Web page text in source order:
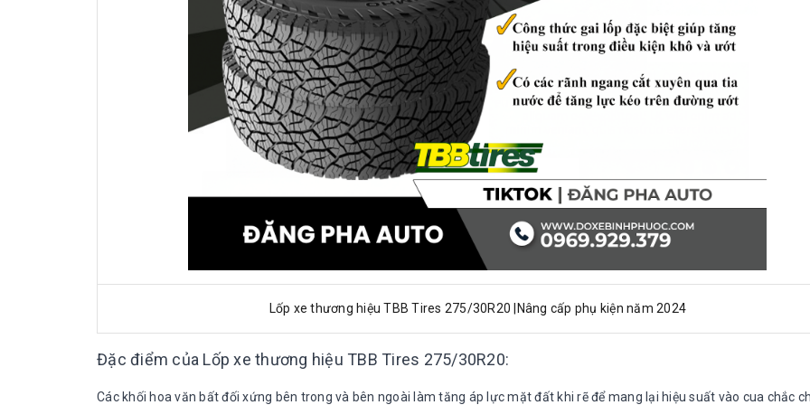
Lốp xe thương hiệu TBB Tires 275/30R20 |Nâng cấp phụ kiện năm 2024
Đặc điểm của Lốp xe thương hiệu TBB Tires 275/30R20:
Các khối hoa văn bất đối xứng bên trong và bên ngoài làm tăng áp lực mặt đất khi rẽ để mang lại hiệu suất vào cua chắc